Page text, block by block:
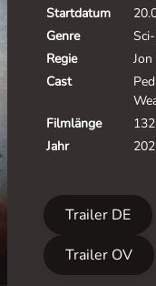
Startdatum
Genre
Regie
Jon
Cast
Filmlänge
Jahr
Trailer DE
Trailer OV